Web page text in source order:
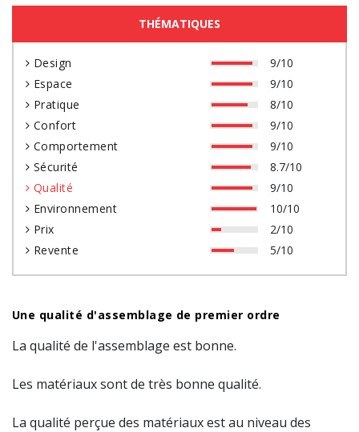
THÉMATIQUES
Design
9/10
Espace
9/10
Pratique
8/10
Confort
9/10
Comportement
9/10
Sécurité
8.7/10
Qualité
9/10
Environnement
10/10
Prix
2/10
Revente
5/10
Une qualité d'assemblage de premier ordre
La qualité de l'assemblage est bonne.
Les matériaux sont de très bonne qualité.
La qualité perçue des matériaux est au niveau des